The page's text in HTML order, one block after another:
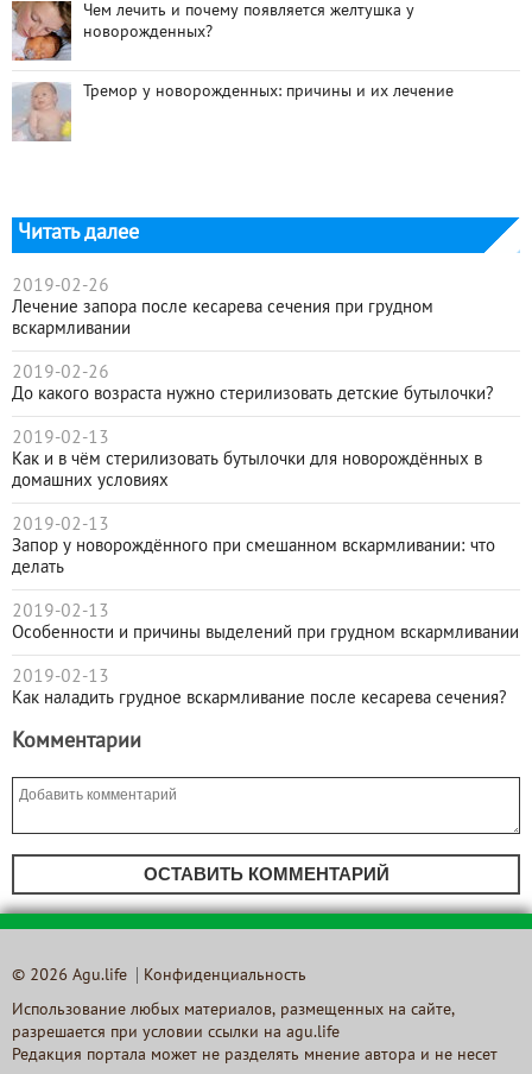
Чем лечить и почему появляется желтушка у
новорожденных?
Тремор у новорожденных: причины и их лечение
Читать далее
2019-02-26
Лечение запора после кесарева сечения при грудном
вскармливании
2019-02-26
До какого возраста нужно стерилизовать детские бутылочки?
2019-02-13
Как и в чём стерилизовать бутылочки для новорождённых в
домашних условиях
2019-02-13
Запор у новорождённого при смешанном вскармливании: что
делать
2019-02-13
Особенности и причины выделений при грудном вскармливании
2019-02-13
Как наладить грудное вскармливание после кесарева сечения?
Комментарии
ОСТАВИТЬ КОММЕНТАРИЙ
© 2026 Agu.life Конфиденциальность
Использование любых материалов, размещенных на сайте,
разрешается при условии ссылки на agu.life
Редакция портала может не разделять мнение автора и не несет